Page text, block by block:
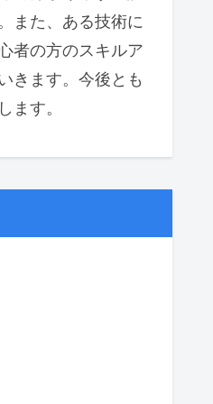
また、ある技術に
者の方のスキルア
きます。今後とも
ます。